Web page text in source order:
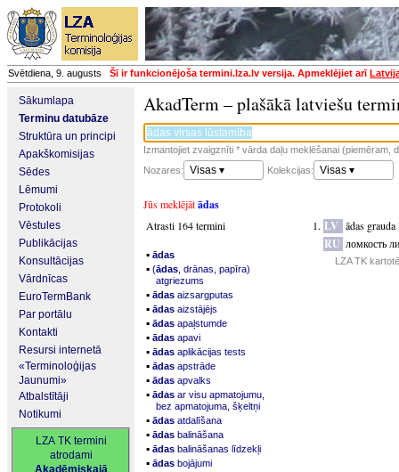
Svētdiena, 9. augusts Šī ir funkcionējoša termini.lza.lv versija. Apmeklējiet arī
Sākumlapa
Terminu datubāze
Struktūra un principi
Apakškomisijas
Sēdes
Lēmumi
Protokoli
Vēstules
Publikācijas
Konsultācijas
Vārdnīcas
EuroTermBank
Par portālu
Kontakti
Resursi internetā
«Terminoloģijas
Jaunumi»
Atbalstītāji
Notikumi
LZA TK termini
atrodami
Akadēmiskajā
AkadTerm – plašākā latviešu
Izmantojiet zvaigznīti * vārda daļu meklēšanai (piemēram,
Nozares:
Visas ▾ Kolekcijas: Visas ▾
Jūs meklējātādas
Atrasti 164 termini
▪ ādas
▪ (ādas , drānas, papīra)
atgriezums
▪ ādas aizsargputas
▪ ādas aizstājējs
▪ ādas apaļstumde
▪ ādas apavi
▪ ādas aplikācijas tests
▪ ādas apstrāde
▪ ādas apvalks
▪ ādas ar visu apmatojumu,
bez apmatojuma, šķeltņi
▪ ādas atdalīšana
▪ ādas balināšana
▪ ādas balināšanas līdzekļi
▪ ādas bojājumi
LV ādas
RU ломкость
LZA TK